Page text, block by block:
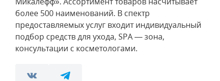
более 500 наименований. В спектр
предоставляемых услуг входит индивидуальный
подбор средств для ухода, SPA — зона,
консультации с косметологами.